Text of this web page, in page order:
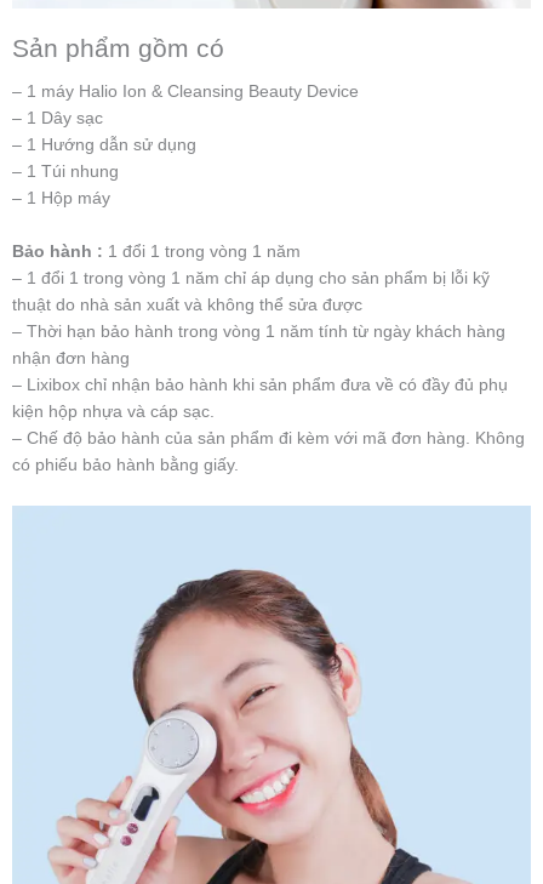
Sản phẩm gồm có
– 1 máy Halio Ion & Cleansing Beauty Device
– 1 Dây sạc
– 1 Hướng dẫn sử dụng
– 1 Túi nhung
– 1 Hộp máy
Bảo hành : 1 đổi 1 trong vòng 1 năm
– 1 đổi 1 trong vòng 1 năm chỉ áp dụng cho sản phẩm bị lỗi kỹ
thuật do nhà sản xuất và không thể sửa được
– Thời hạn bảo hành trong vòng 1 năm tính từ ngày khách hàng
nhận đơn hàng
– Lixibox chỉ nhận bảo hành khi sản phẩm đưa về có đầy đủ phụ
kiện hộp nhựa và cáp sạc.
– Chế độ bảo hành của sản phẩm đi kèm với mã đơn hàng. Không
có phiếu bảo hành bằng giấy.